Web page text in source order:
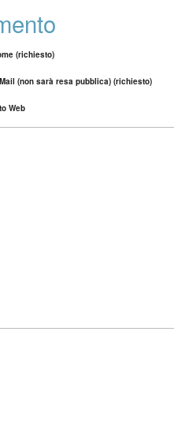
(richiesto)
(non sarà resa pubblica) (richiesto)
Web